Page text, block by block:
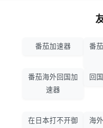
番茄加速器
番
番茄海外回国加
速器
回
在日本打不开御
海